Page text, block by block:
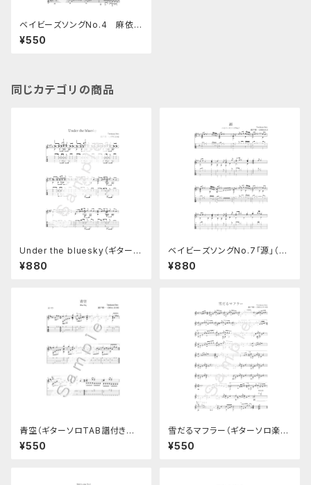
ベイビーズソングNo.4 麻依絢
（ギターソロ楽譜）
¥550
同じカテゴリの商品
Under the bluesky（ギターソ
ロ楽譜）TAB譜つき
¥880
ベイビーズソングNo.7「源」（TA
B譜つき）
¥880
青空（ギターソロTAB譜付き楽
譜）
¥550
雪だるマフラー（ギターソロ楽
譜）
¥550